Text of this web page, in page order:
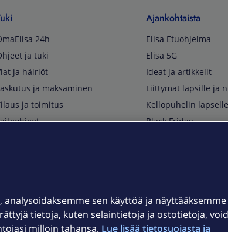
24h
ja tuki
ja häiriöt
ja maksaminen
ja toimitus
Ajankohtaista
Elisa Etuohjelma
Elisa 5G
Ideat ja artikkelit
Liittymät lapsille ja
Kellopuhelin lapselle
Black Friday
sen käyttöä ja näyttääksemme
tietoja, kuten selaintietoja ja ostotietoja,
milloin tahansa. Lue lisää tietosuojasta ja